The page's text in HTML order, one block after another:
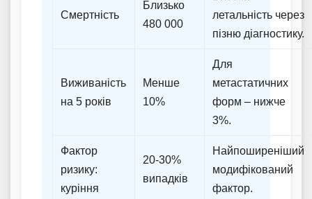
Смертність
Близько
480 000
летальність через
пізню діагностику.
Виживаність
на 5 років
Менше
10%
Для
метастатичних
форм – нижче
3%.
Фактор
ризику:
куріння
20-30%
випадків
Найпоширеніший
модифікований
фактор.